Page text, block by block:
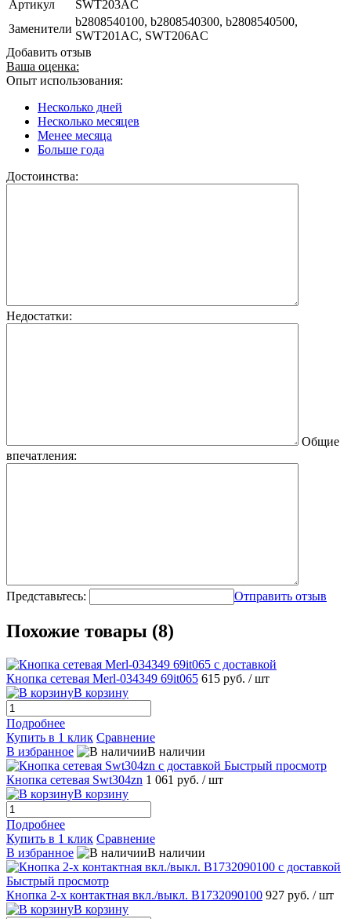
Артикул
SWT203AC
Заменители
b2808540100, b2808540300, b2808540500,
SWT201AC, SWT206AC
Добавить отзыв
Ваша оценка:
Опыт использования:
Несколько дней
Несколько месяцев
Менее месяца
Больше года
Достоинства:
Недостатки:
Общие
впечатления:
Представьтесь: Отправить отзыв
Похожие товары (8)
Кнопка сетевая Merl-034349 69it065 615 руб. / шт
В корзину
Подробнее
Купить в 1 клик Сравнение
В избранное
В наличии
Быстрый просмотр
Кнопка сетевая Swt304zn 1 061 руб. / шт
В корзину
Подробнее
Купить в 1 клик Сравнение
В избранное
В наличии
Быстрый просмотр
Кнопка 2-х контактная вкл./выкл. B1732090100 927 руб. / шт
В корзину